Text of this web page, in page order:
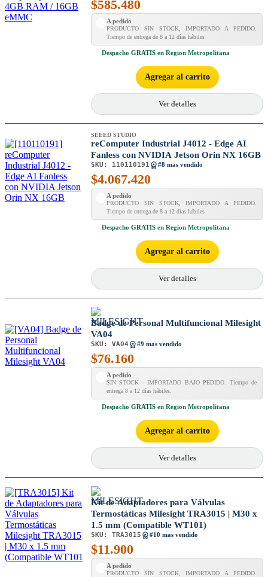
$585.480
A pedido
PRODUCTO SIN STOCK, IMPORTADO A PEDIDO.
Tiempo de entrega de 8 a 12 días hábiles
Despacho GRATIS en Region Metropolitana
Agregar al carrito
Ver detalles
SEEED STUDIO
reComputer Industrial J4012 - Edge AI
Fanless con NVIDIA Jetson Orin NX 16GB
SKU: 110110191 #8 mas vendido
$4.067.420
A pedido
PRODUCTO SIN STOCK, IMPORTADO A PEDIDO.
Tiempo de entrega de 8 a 12 días hábiles
Despacho GRATIS en Region Metropolitana
Agregar al carrito
Ver detalles
Badge de Personal Multifuncional Milesight
VA04
SKU: VA04 #9 mas vendido
$76.160
A pedido
SIN STOCK - IMPORTADO BAJO PEDIDO. Tiempo de
entrega 8 a 12 días hábiles.
Despacho GRATIS en Region Metropolitana
Agregar al carrito
Ver detalles
Kit de Adaptadores para Válvulas
Termostáticas Milesight TRA3015 | M30 x
1.5 mm (Compatible WT101)
SKU: TRA3015 #10 mas vendido
$11.900
A pedido
PRODUCTO SIN STOCK, IMPORTADO A PEDIDO.